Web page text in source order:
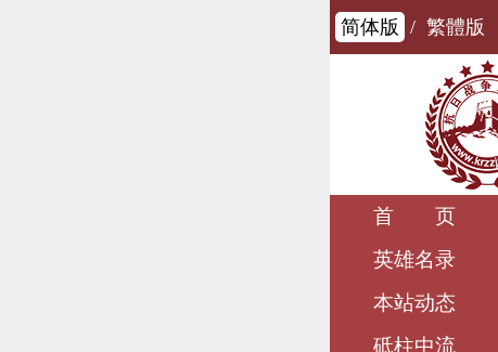
简体版 / 繁體版
首 页
英雄名录
本站动态
砥柱中流